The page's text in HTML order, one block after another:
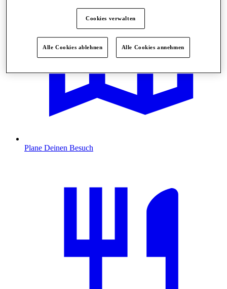
Plane Deinen Besuch
Cookies verwalten
Alle Cookies ablehnen Alle Cookies annehmen